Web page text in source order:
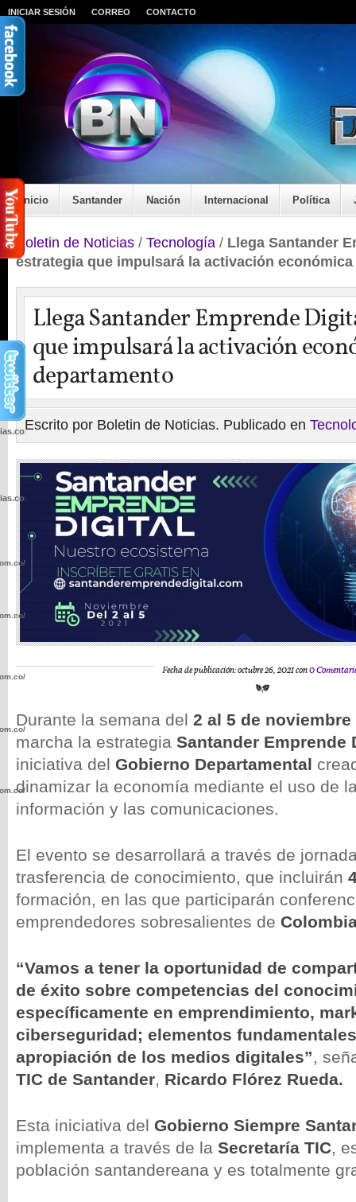
INICIAR SESIÓN CORREO CONTACTO
Inicio Santander Nación Internacional Política
Boletin de Noticias / Tecnología / Llega Santander
estrategia que impulsará la activación
Llega Santander Emprende
que impulsará la activación
departamento
Escrito por Boletin de Noticias. Publicado en
Fecha de publicación: octubre 26, 2021 con0
Durante la semana del 2 al 5 de noviembre
marcha la estrategia Santander Emprende
iniciativa del Gobierno Departamental
dinamizar la economía mediante el uso de
información y las comunicaciones.
El evento se desarrollará a través de
trasferencia de conocimiento, que incluirán
formación, en las que participarán
emprendedores sobresalientes de
“Vamos a tener la oportunidad de
de éxito sobre competencias del
específicamente en emprendimiento,
ciberseguridad; elementos
apropiación de los medios digitales”,
TIC de Santander, Ricardo Flórez Rueda.
Esta iniciativa del Gobierno Siempre
implementa a través de la Secretaría TIC,
población santandereana y es totalmente
wp-
wp-
wp-
wp-
wp-
wp-
wp-
wp-
wp-